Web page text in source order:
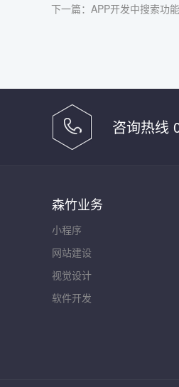
下一篇： APP开发中搜索功
咨询热线
森竹业务
小程序
网站建设
视觉设计
软件开发